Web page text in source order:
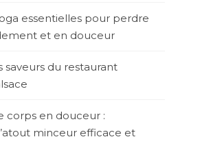
essentielles pour perdre
et en douceur
saveurs du restaurant
corps en douceur :
minceur efficace et